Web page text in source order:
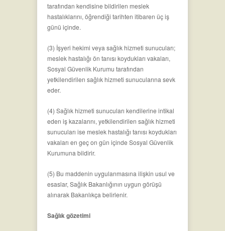
tarafından kendisine bildirilen meslek
hastalıklarını, öğrendiği tarihten itibaren üç iş
günü içinde.
(3) İşyeri hekimi veya sağlık hizmeti sunucuları;
meslek hastalığı ön tanısı koydukları vakaları,
Sosyal Güvenlik Kurumu tarafından
yetkilendirilen sağlık hizmeti sunucularına sevk
eder.
(4) Sağlık hizmeti sunucuları kendilerine intikal
eden iş kazalarını, yetkilendirilen sağlık hizmeti
sunucuları ise meslek hastalığı tanısı koydukları
vakaları en geç on gün içinde Sosyal Güvenlik
Kurumuna bildirir.
(5) Bu maddenin uygulanmasına ilişkin usul ve
esaslar, Sağlık Bakanlığının uygun görüşü
alınarak Bakanlıkça belirlenir.
Sağlık gözetimi